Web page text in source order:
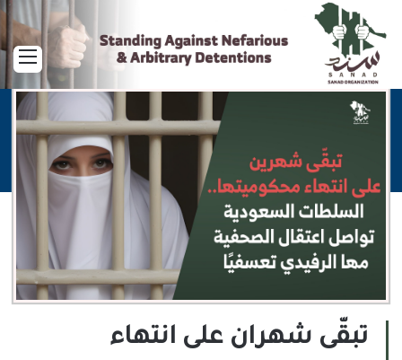
تبقّى شهران على انتهاء